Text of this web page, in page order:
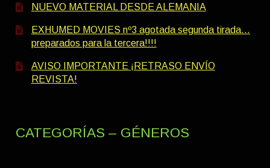
NUEVO MATERIAL DESDE ALEMANIA
EXHUMED MOVIES nº3 agotada segunda tirada…
preparados para la tercera!!!!
AVISO IMPORTANTE ¡RETRASO ENVÍO
REVISTA!
CATEGORÍAS – GÉNEROS